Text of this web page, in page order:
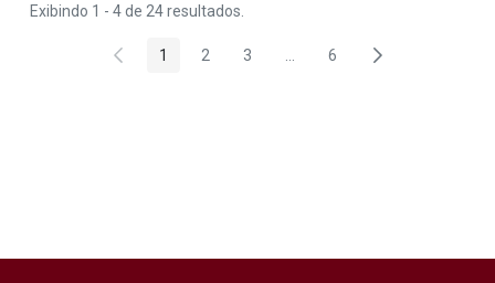
Exibindo 1 - 4 de 24 resultados.
1 2 3 6